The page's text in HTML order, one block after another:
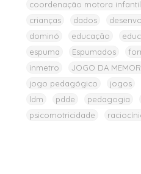
coordenação motora infantil
crianças
dados
dominó
educação
espuma
Espumados
inmetro
JOGO DA
jogo pedagógico
jogos
ldm
pdde pedagogia
psicomotricidade